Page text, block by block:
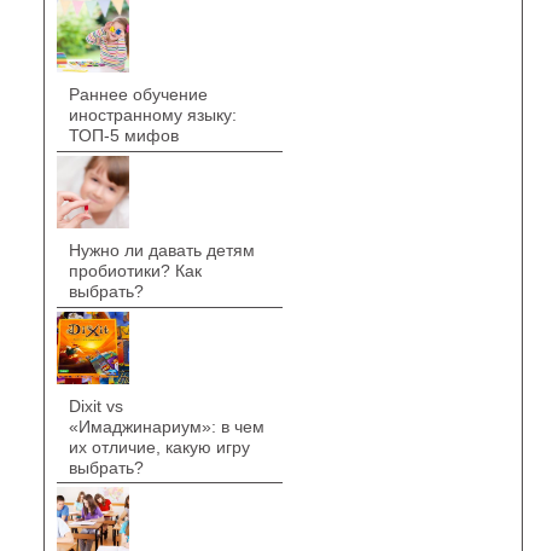
Раннее обучение
иностранному языку:
ТОП-5 мифов
Нужно ли давать детям
пробиотики? Как
выбрать?
Dixit vs
«Имаджинариум»: в чем
их отличие, какую игру
выбрать?